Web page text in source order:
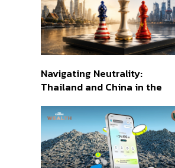
Navigating Neutrality:
Thailand and China in the
Order